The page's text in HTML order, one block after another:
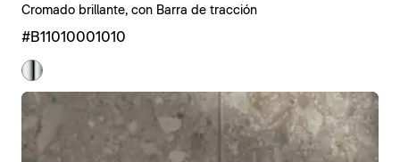
Cromado brillante, con Barra de tracción
#B11010001010